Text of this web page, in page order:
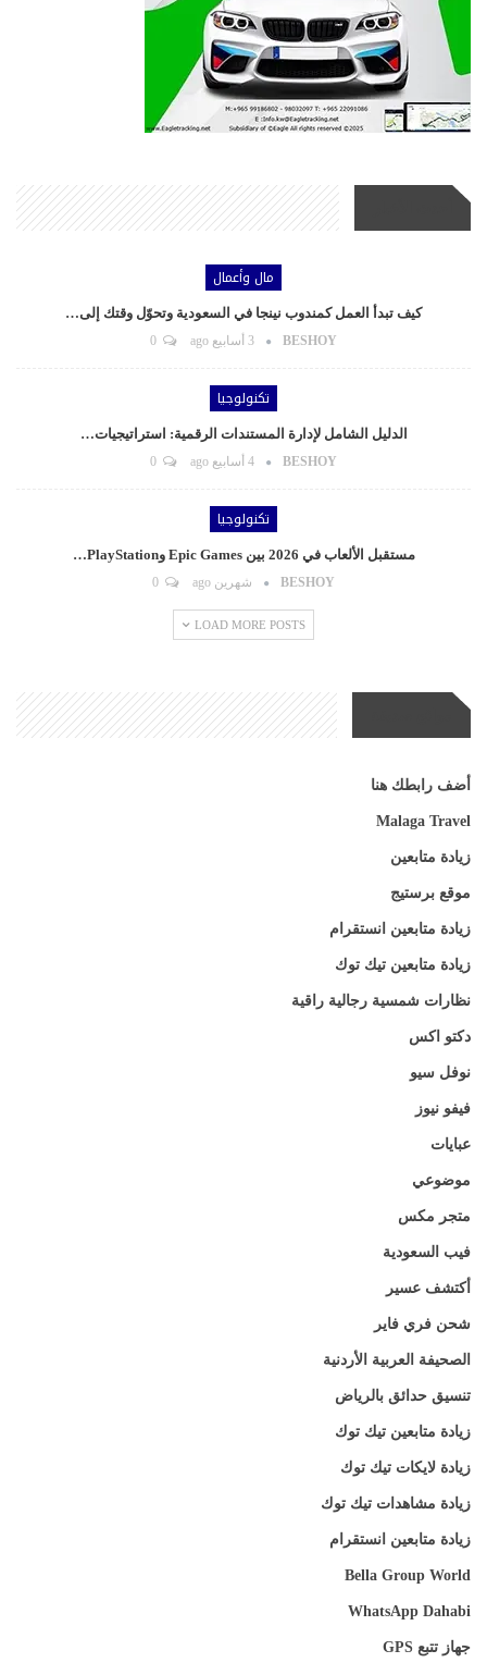
مال وأعمال
كيف تبدأ العمل كمندوب نينجا في السعودية وتحوّل وقتك إلى…
BESHOY 3 أسابيع ago
تكنولوجيا
الدليل الشامل لإدارة المستندات الرقمية: استراتيجيات…
BESHOY 4 أسابيع ago
تكنولوجيا
مستقبل الألعاب في 2026 بين Epic Games وPlayStation…
BESHOY شهرين ago
LOAD MORE POSTS
أضف رابطك هنا
Malaga Travel
زيادة متابعين
موقع برستيج
زيادة متابعين انستقرام
زيادة متابعين تيك توك
نظارات شمسية رجالية راقية
دكتو اكس
نوفل سيو
فيفو نيوز
عبايات
موضوعي
متجر مكس
فيب السعودية
أكتشف عسير
شحن فري فاير
الصحيفة العربية الأردنية
تنسيق حدائق بالرياض
زيادة متابعين تيك توك
زيادة لايكات تيك توك
زيادة مشاهدات تيك توك
زيادة متابعين انستقرام
Bella Group World
WhatsApp Dahabi
جهاز تتبع GPS